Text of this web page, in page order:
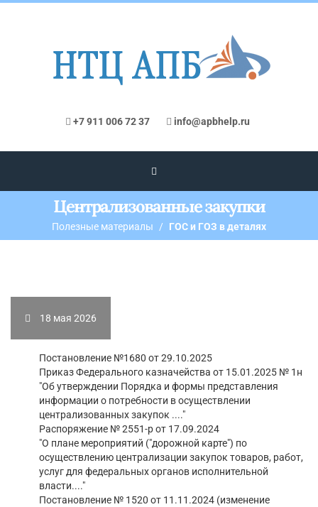
+7 911 006 72 37 info@apbhelp.ru
Централизованные закупки
Полезные материалы ГОС и ГОЗ в деталях
18 мая 2026
Постановление №1680 от 29.10.2025
Приказ Федерального казначейства от 15.01.2025 № 1н
"Об утверждении Порядка и формы представления
информации о потребности в осуществлении
централизованных закупок ...."
Распоряжение № 2551-р от 17.09.2024
"О плане мероприятий ("дорожной карте") по
осуществлению централизации закупок товаров, работ,
услуг для федеральных органов исполнительной
власти...."
Постановление № 1520 от 11.11.2024 (изменение